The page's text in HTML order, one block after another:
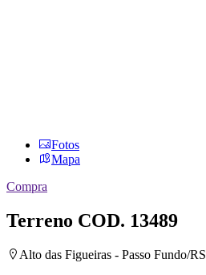
Fotos
Mapa
Compra
Terreno COD. 13489
Alto das Figueiras - Passo Fundo/RS